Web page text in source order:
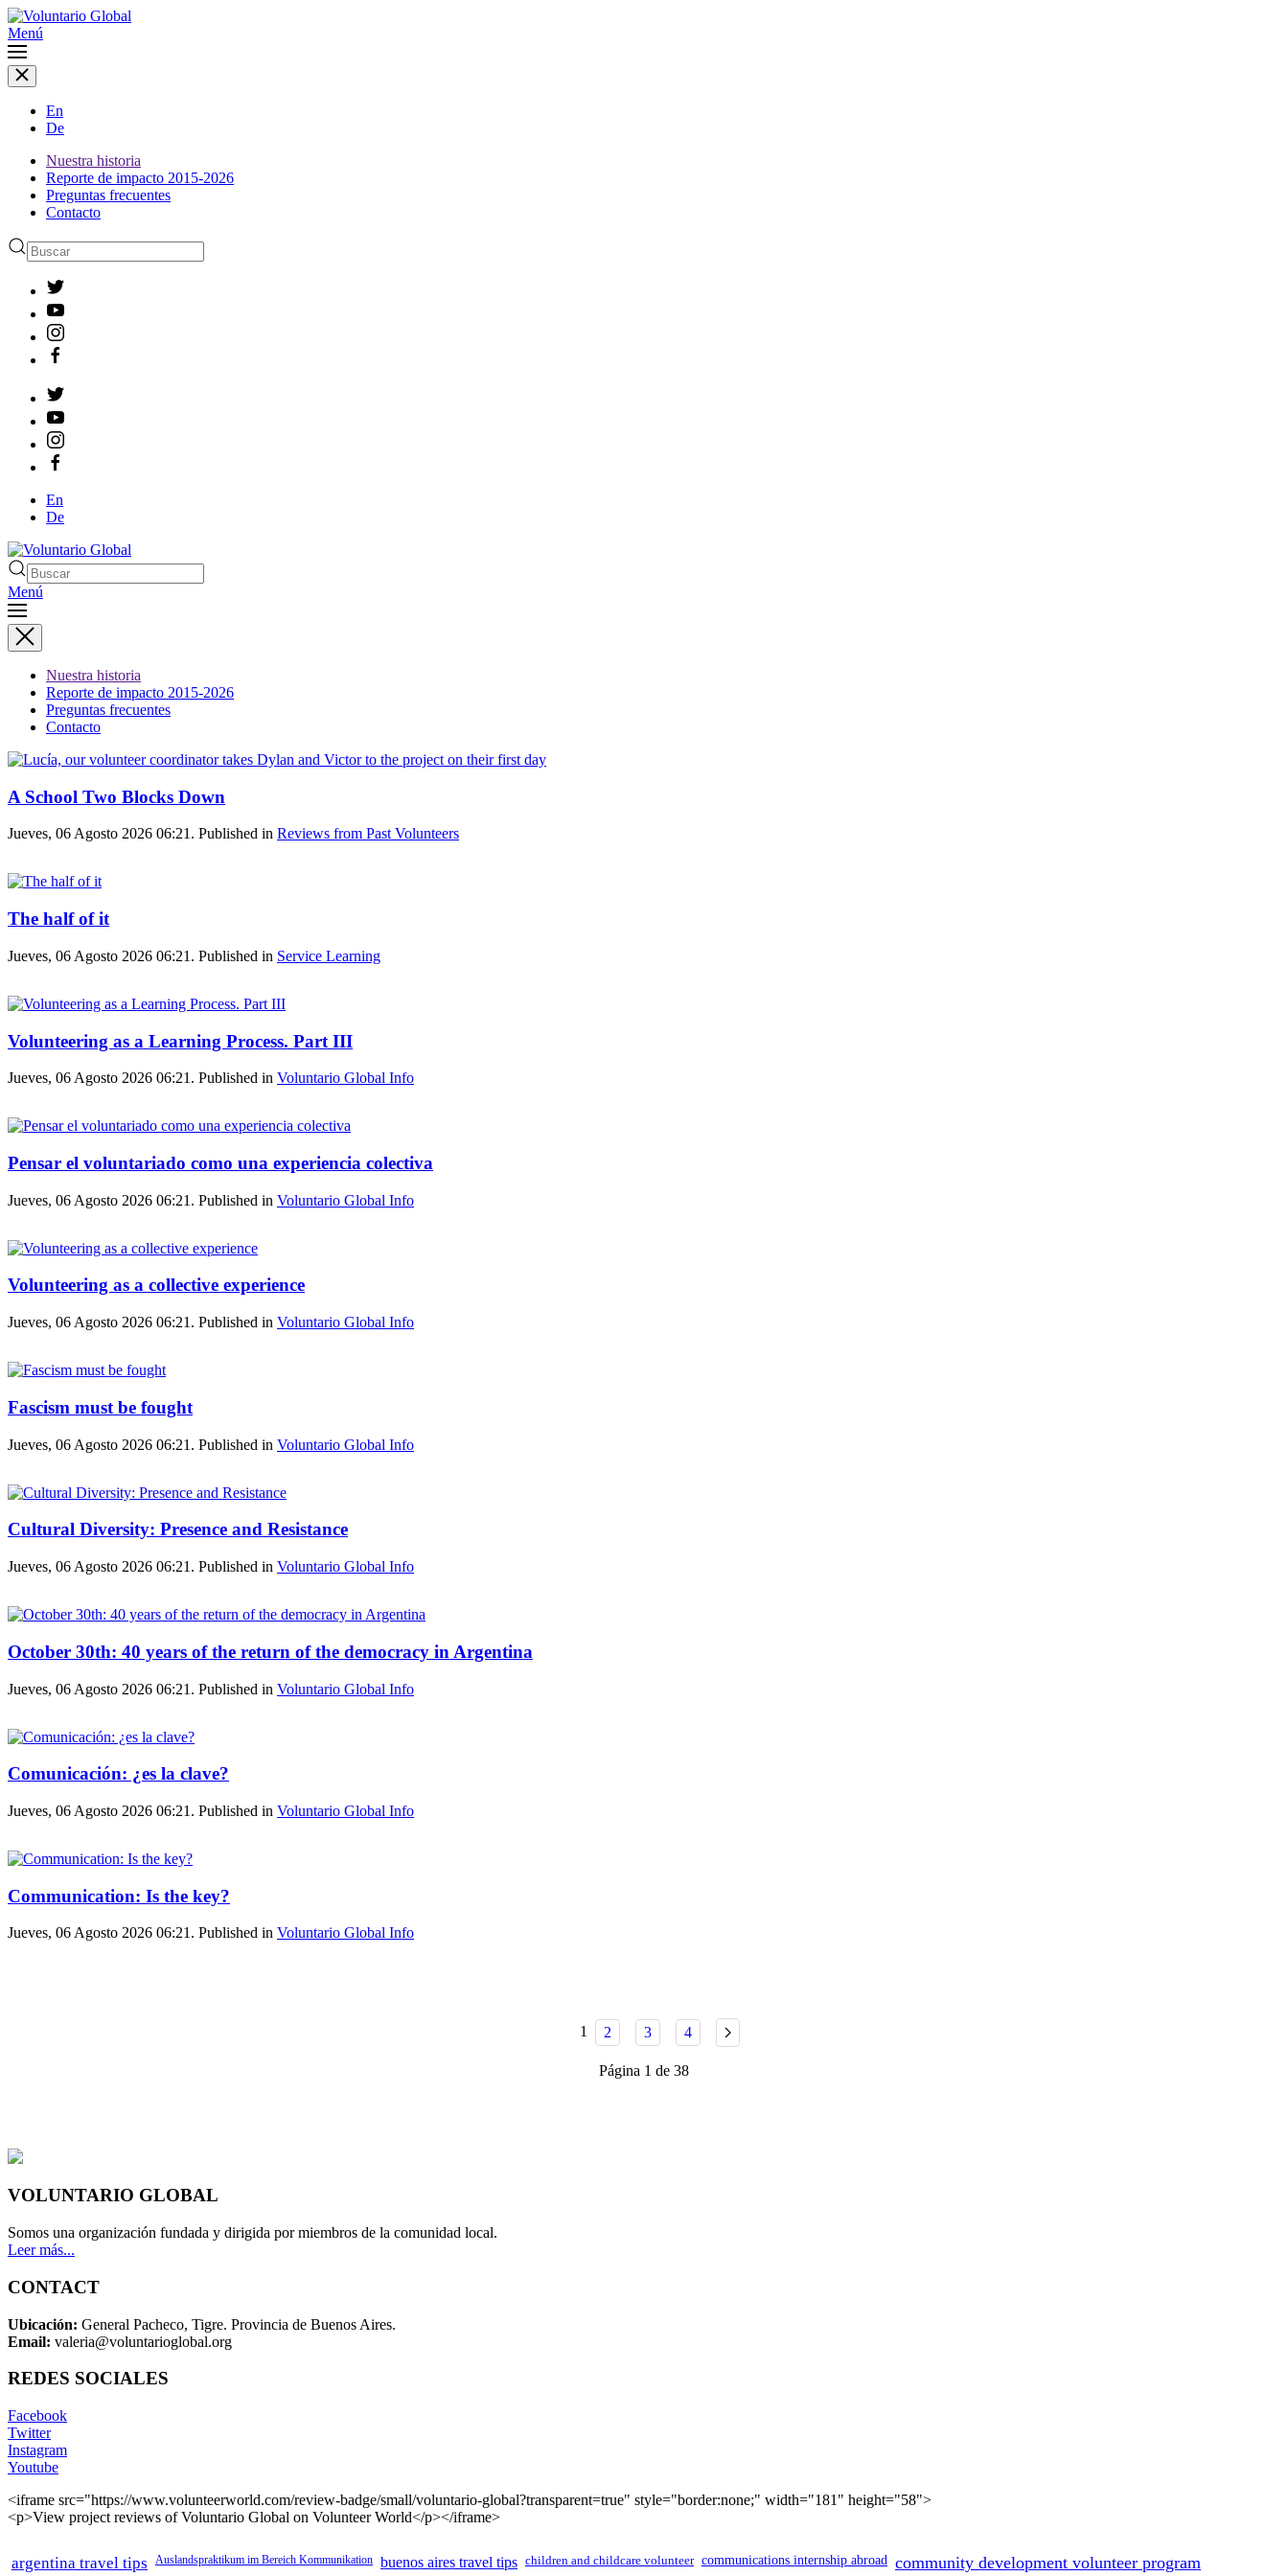
Menú
En
De
Nuestra historia
Reporte de impacto 2015-2026
Preguntas frecuentes
Contacto
En
De
Menú
Nuestra historia
Reporte de impacto 2015-2026
Preguntas frecuentes
Contacto
A School Two Blocks Down
Jueves, 06 Agosto 2026 06:21. Published in Reviews from Past Volunteers
The half of it
Jueves, 06 Agosto 2026 06:21. Published in Service Learning
Volunteering as a Learning Process. Part III
Jueves, 06 Agosto 2026 06:21. Published in Voluntario Global Info
Pensar el voluntariado como una experiencia colectiva
Jueves, 06 Agosto 2026 06:21. Published in Voluntario Global Info
Volunteering as a collective experience
Jueves, 06 Agosto 2026 06:21. Published in Voluntario Global Info
Fascism must be fought
Jueves, 06 Agosto 2026 06:21. Published in Voluntario Global Info
Cultural Diversity: Presence and Resistance
Jueves, 06 Agosto 2026 06:21. Published in Voluntario Global Info
October 30th: 40 years of the return of the democracy in Argentina
Jueves, 06 Agosto 2026 06:21. Published in Voluntario Global Info
Comunicación: ¿es la clave?
Jueves, 06 Agosto 2026 06:21. Published in Voluntario Global Info
Communication: Is the key?
Jueves, 06 Agosto 2026 06:21. Published in Voluntario Global Info
1 2 3 4
Página 1 de 38
VOLUNTARIO GLOBAL
Somos una organización fundada y dirigida por miembros de la comunidad local.
Leer más...
CONTACT
Ubicación: General Pacheco, Tigre. Provincia de Buenos Aires.
Email: valeria@voluntarioglobal.org
REDES SOCIALES
Facebook
Twitter
Instagram
Youtube
<iframe src="https://www.volunteerworld.com/review-badge/small/voluntario-global?transparent=true" style="border:none;" width="181" height="58">
<p>View project reviews of Voluntario Global on Volunteer World</p></iframe>
argentina travel tips Auslandspraktikum im Bereich Kommunikation buenos aires travel tips children and childcare volunteer communications internship abroad community development volunteer program